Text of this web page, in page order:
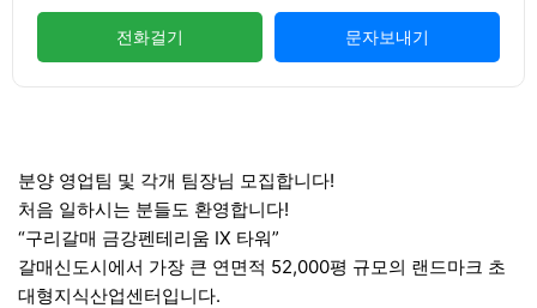
전화걸기 문자보내기
본문
분양 영업팀 및 각개 팀장님 모집합니다!
처음 일하시는 분들도 환영합니다!
“구리갈매 금강펜테리움 IX 타워”
갈매신도시에서 가장 큰 연면적 52,000평 규모의 랜드마크 초
대형지식산업센터입니다.